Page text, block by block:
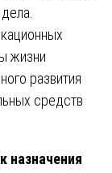
жизни
развития
средств
назначения